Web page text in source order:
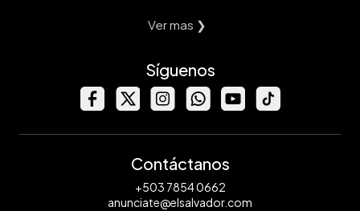
Ver mas ❯
Síguenos
Contáctanos
+503 7854 0662
anunciate@elsalvador.com